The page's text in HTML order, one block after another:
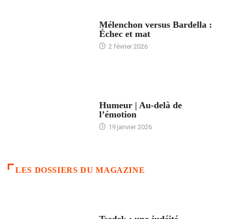
Mélenchon versus Bardella :
Échec et mat
2 février 2026
Humeur | Au-delà de
l’émotion
19 janvier 2026
LES DOSSIERS DU MAGAZINE